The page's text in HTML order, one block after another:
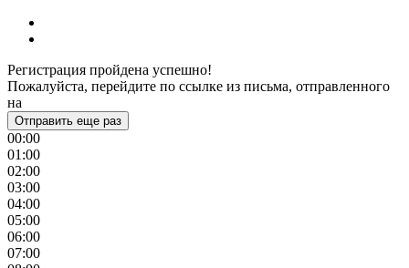
Регистрация пройдена успешно!
Пожалуйста, перейдите по ссылке из письма, отправленного
на
Отправить еще раз
00:00
01:00
02:00
03:00
04:00
05:00
06:00
07:00